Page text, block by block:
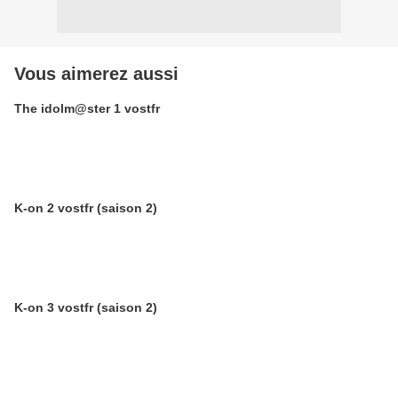
Vous aimerez aussi
The idolm@ster 1 vostfr
K-on 2 vostfr (saison 2)
K-on 3 vostfr (saison 2)